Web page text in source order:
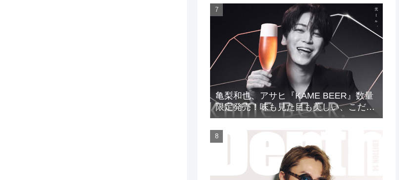
亀梨和也、アサヒ『KAME BEER』数量
限定発売！味も見た目も美しい、こだわ
りのビールがついに完成